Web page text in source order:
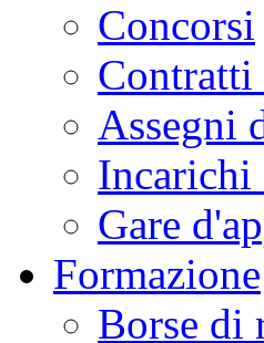
Concorsi
Contratti
Assegni
Incarichi
Gare
Formazione
Borse di